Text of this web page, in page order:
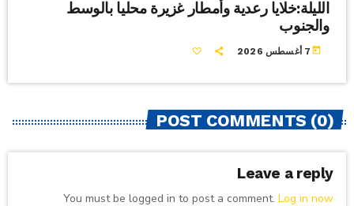
الليلة:خلايا رعدية وأمطار غزيرة محليا بالوسط
والجنوب
today 7 أغسطس 2026
POST COMMENTS (0)
Leave a reply
You must be logged in to post a comment. Log in now